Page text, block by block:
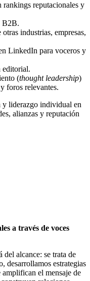
rankings reputacionales y
B2B.
industrias, empresas,
LinkedIn para voceros y
editorial.
(thought leadership)
foros relevantes.
y liderazgo individual en
alianzas y reputación
a través de voces
del alcance: se trata de
desarrollamos estrategias
el mensaje de